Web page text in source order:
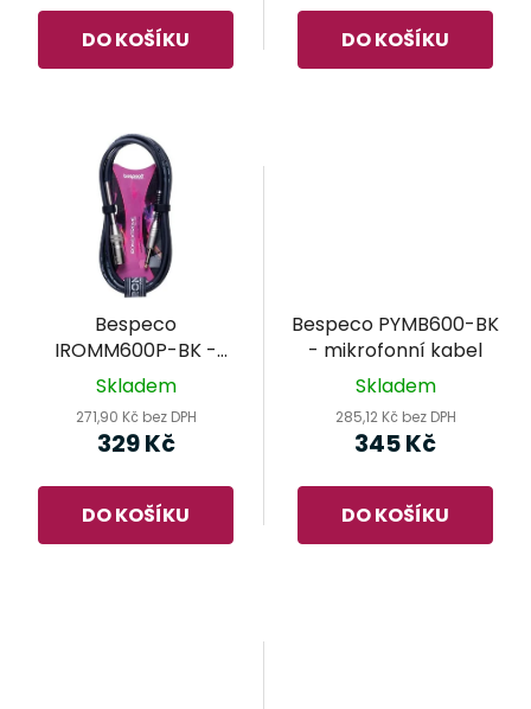
DO KOŠÍKU DO KOŠÍKU
Bespeco
IROMM600P-BK -
mikrofonní kabel
Skladem
271,90 Kč bez DPH
329 Kč
DO KOŠÍKU
Bespeco PYMB600-BK
- mikrofonní kabel
Skladem
285,12 Kč bez DPH
345 Kč
DO KOŠÍKU